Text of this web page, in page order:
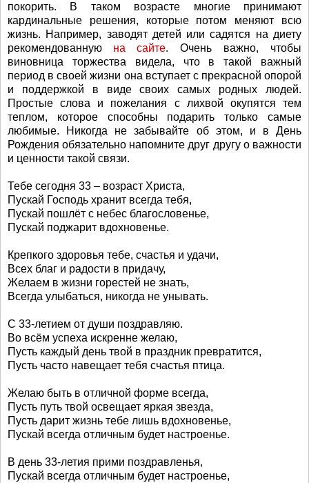
покорить. В таком возрасте многие принимают
кардинальные решения, которые потом меняют всю
жизнь. Например, заводят детей или садятся на диету
рекомендованную на сайте. Очень важно, чтобы
виновница торжества видела, что в такой важный
период в своей жизни она вступает с прекрасной опорой
и поддержкой в виде своих самых родных людей.
Простые слова и пожелания с лихвой окупятся тем
теплом, которое способны подарить только самые
любимые. Никогда не забывайте об этом, и в День
Рождения обязательно напомните друг другу о важности
и ценности такой связи.
Тебе сегодня 33 – возраст Христа,
Пускай Господь хранит всегда тебя,
Пускай пошлёт с небес благословенье,
Пускай поджарит вдохновенье.
Крепкого здоровья тебе, счастья и удачи,
Всех благ и радости в придачу,
Желаем в жизни горестей не знать,
Всегда улыбаться, никогда не унывать.
С 33-летием от души поздравляю.
Во всём успеха искренне желаю,
Пусть каждый день твой в праздник превратится,
Пусть часто навещает тебя счастья птица.
Желаю быть в отличной форме всегда,
Пусть путь твой освещает яркая звезда,
Пусть дарит жизнь тебе лишь вдохновенье,
Пускай всегда отличным будет настроенье.
В день 33-летия прими поздравленья,
Пускай всегда отличным будет настроенье,